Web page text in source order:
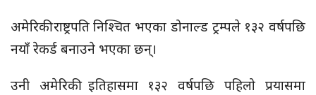
अमेरिकी राष्ट्रपति निश्चित भएका डोनाल्ड ट्रम्पले १३२ वर्षपछि
नयाँ रेकर्ड बनाउने भएका छन्।
उनी अमेरिकी इतिहासमा १३२ वर्षपछि पहिलो प्रयासमा